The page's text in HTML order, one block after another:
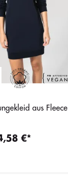
aus Fleece
€*